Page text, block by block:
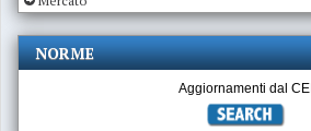
NORME
Aggiornamenti dal CEI